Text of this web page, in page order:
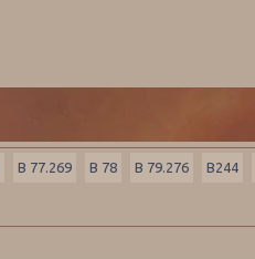
B 77.269 B 78 B 79.276 B244